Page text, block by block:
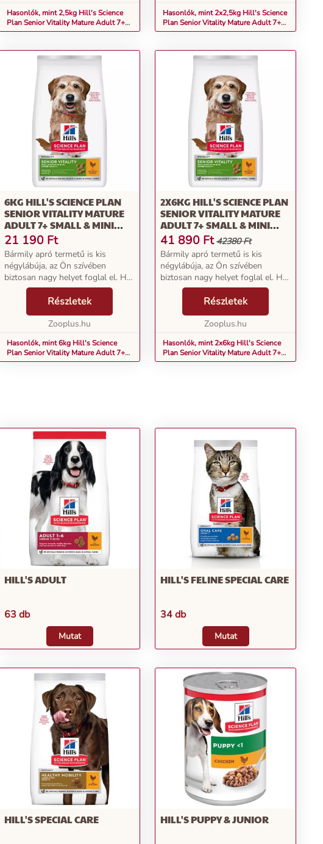
Hasonlók, mint 2,5kg Hill's Science
Plan Senior Vitality Mature Adult 7+
Medium csirke & rizs száraz kutyatáp
Hasonlók, mint 2x2,5kg Hill's Science
Plan Senior Vitality Mature Adult 7+
Medium csirke & rizs száraz kutyatáp
6KG HILL'S SCIENCE PLAN
SENIOR VITALITY MATURE
ADULT 7+ SMALL & MINI
CSIRKE SZÁRA KUTYATÁP
21 190 Ft
Bármily apró termetű is kis
négylábúja, az Ön szívében
biztosan nagy helyet foglal el. Ha
kisebb méretű kedvencének annak
előrehaladottabb korában is
szeretne optimális táplálékot
biztosítani, a Hill'...
Részletek
Zooplus.hu
Hasonlók, mint 6kg Hill's Science
Plan Senior Vitality Mature Adult 7+
Small & Mini csirke szára kutyatáp
2X6KG HILL'S SCIENCE PLAN
SENIOR VITALITY MATURE
ADULT 7+ SMALL & MINI
CSIRKE SZÁRA KUTYATÁP
41 890 Ft 42380 Ft
Bármily apró termetű is kis
négylábúja, az Ön szívében
biztosan nagy helyet foglal el. Ha
kisebb méretű kedvencének annak
előrehaladottabb korában is
szeretne optimális táplálékot
biztosítani, a Hill'...
Részletek
Zooplus.hu
Hasonlók, mint 2x6kg Hill's Science
Plan Senior Vitality Mature Adult 7+
Small & Mini csirke szára kutyatáp
HILL'S ADULT
63 db
Mutat
HILL'S FELINE SPECIAL CARE
34 db
Mutat
HILL'S SPECIAL CARE HILL'S PUPPY & JUNIOR